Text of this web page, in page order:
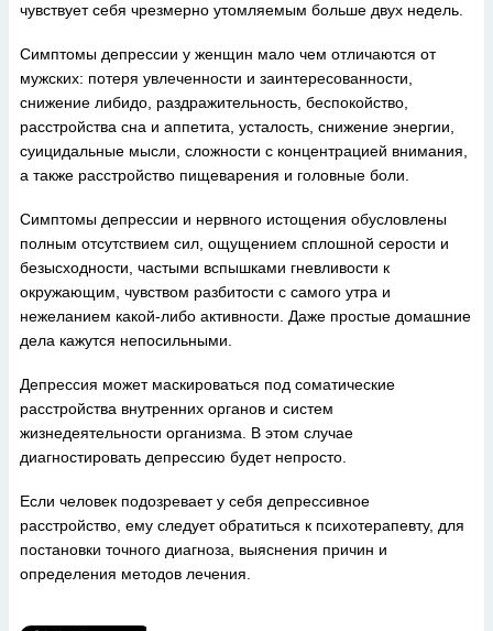
чувствует себя чрезмерно утомляемым больше двух недель.
Симптомы депрессии у женщин мало чем отличаются от
мужских: потеря увлеченности и заинтересованности,
снижение либидо, раздражительность, беспокойство,
расстройства сна и аппетита, усталость, снижение энергии,
суицидальные мысли, сложности с концентрацией внимания,
а также расстройство пищеварения и головные боли.
Симптомы депрессии и нервного истощения обусловлены
полным отсутствием сил, ощущением сплошной серости и
безысходности, частыми вспышками гневливости к
окружающим, чувством разбитости с самого утра и
нежеланием какой-либо активности. Даже простые домашние
дела кажутся непосильными.
Депрессия может маскироваться под соматические
расстройства внутренних органов и систем
жизнедеятельности организма. В этом случае
диагностировать депрессию будет непросто.
Если человек подозревает у себя депрессивное
расстройство, ему следует обратиться к психотерапевту, для
постановки точного диагноза, выяснения причин и
определения методов лечения.